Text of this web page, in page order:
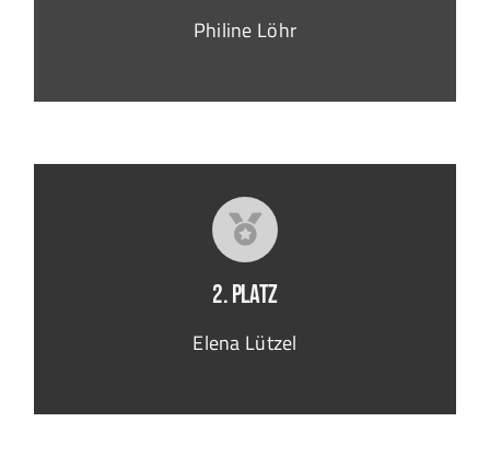
Philine Löhr
2. Platz
Elena Lützel